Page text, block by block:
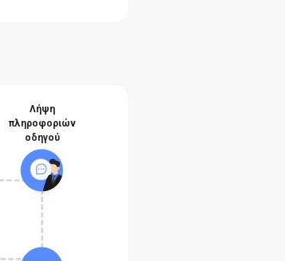
Λήψη
πληροφοριών
οδηγού